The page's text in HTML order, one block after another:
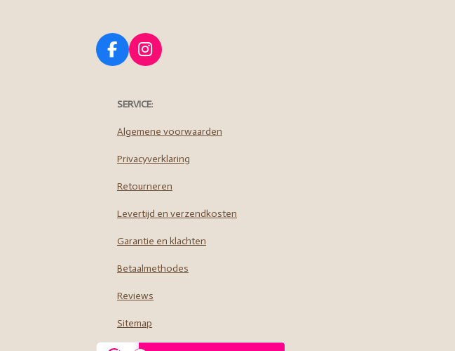
F
a
e
o
k
I
n
t
g
a
SERVICE:
Algemene voorwaarden
Privacyverklaring
Retourneren
Levertijd en verzendkosten
Garantie en klachten
Betaalmethodes
Reviews
Sitemap